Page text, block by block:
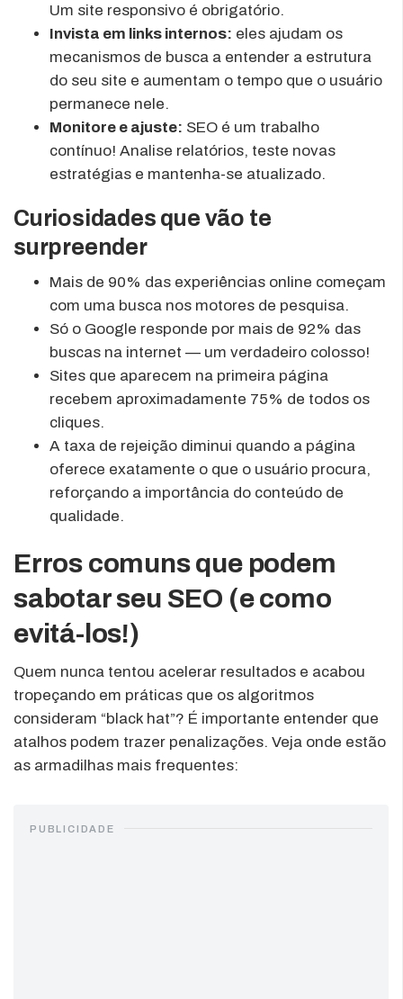
Um site responsivo é obrigatório.
Invista em links internos: eles ajudam os
mecanismos de busca a entender a estrutura
do seu site e aumentam o tempo que o usuário
permanece nele.
Monitore e ajuste: SEO é um trabalho
contínuo! Analise relatórios, teste novas
estratégias e mantenha-se atualizado.
Curiosidades que vão te
surpreender
Mais de 90% das experiências online começam
com uma busca nos motores de pesquisa.
Só o Google responde por mais de 92% das
buscas na internet — um verdadeiro colosso!
Sites que aparecem na primeira página
recebem aproximadamente 75% de todos os
cliques.
A taxa de rejeição diminui quando a página
oferece exatamente o que o usuário procura,
reforçando a importância do conteúdo de
qualidade.
Erros comuns que podem
sabotar seu SEO (e como
evitá-los!)
Quem nunca tentou acelerar resultados e acabou
tropeçando em práticas que os algoritmos
consideram “black hat”? É importante entender que
atalhos podem trazer penalizações. Veja onde estão
as armadilhas mais frequentes:
PUBLICIDADE